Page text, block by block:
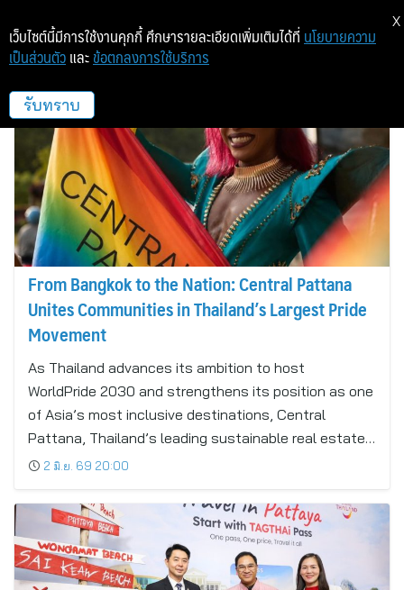
HK
From Bangkok to the Nation: Central Pattana
Unites Communities in Thailand’s Largest Pride
Movement
As Thailand advances its ambition to host
WorldPride 2030 and strengthens its position as one
of Asia’s most inclusive destinations, Central
Pattana, Thailand’s leading sustainable real estate…
2 มิ.ย. 69 20:00
เว็บไซต์นี้มีการใช้งานคุกกี้ ศึกษารายละเอียดเพิ่มเติมได้ที่ นโยบายความ
เป็นส่วนตัว และ ข้อตกลงการใช้บริการ
รับทราบ
X